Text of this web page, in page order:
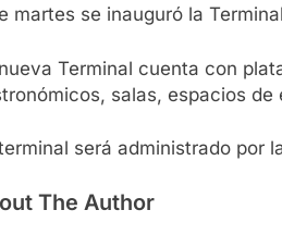
martes se inauguró la
Terminal cuenta con
salas, espacios
será administrado por
The Author